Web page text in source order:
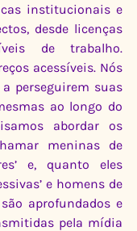
institucionais e
desde licenças
de trabalho.
acessíveis. Nós
perseguirem suas
ao longo do
abordar os
meninas de
e, quanto eles
e homens de
são aprofundados e
pela mídia